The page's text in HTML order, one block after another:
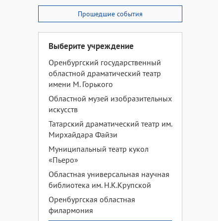
Прошедшие события
Выберите учреждение
Оренбургский государственный
областной драматический театр
имени М. Горького
Областной музей изобразительных
искусств
Татарский драматический театр им.
Мирхайдара Файзи
Муниципальный театр кукол
«Пьеро»
Областная универсальная научная
библиотека им. Н.К.Крупской
Оренбургская областная
филармония